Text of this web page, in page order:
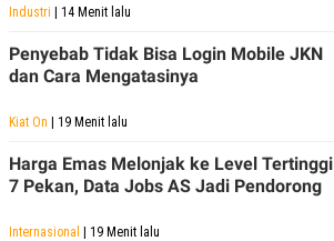
Industri | 14 Menit lalu
Penyebab Tidak Bisa Login Mobile JKN
dan Cara Mengatasinya
Kiat On | 19 Menit lalu
Harga Emas Melonjak ke Level Tertinggi
7 Pekan, Data Jobs AS Jadi Pendorong
Internasional | 19 Menit lalu